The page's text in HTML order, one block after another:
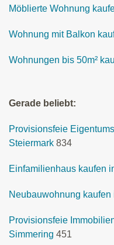
Möblierte Wohnung
Wohnung mit Balkon
Wohnungen bis 50m²
Gerade beliebt:
Provisionsfeie
Steiermark 834
Einfamilienhaus kaufen
Neubauwohnung kaufen
Provisionsfeie
Simmering 451